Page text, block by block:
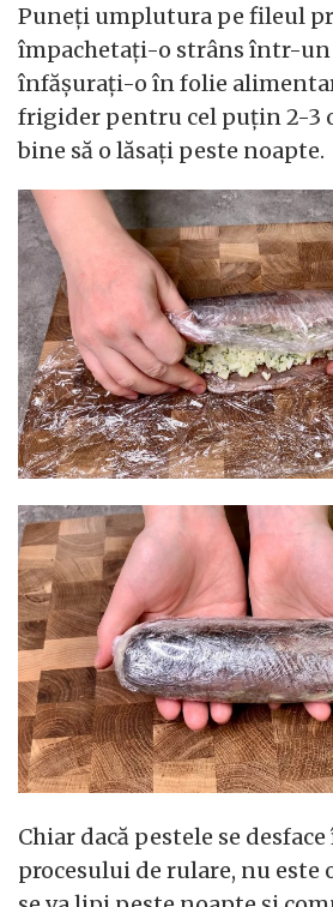
Puneți umplutura pe fileul
împachetați-o strâns într-un
înfășurați-o în folie
frigider pentru cel puțin 2-3
bine să o lăsați peste noapte.
Chiar dacă pestele se
procesului de rulare, nu este